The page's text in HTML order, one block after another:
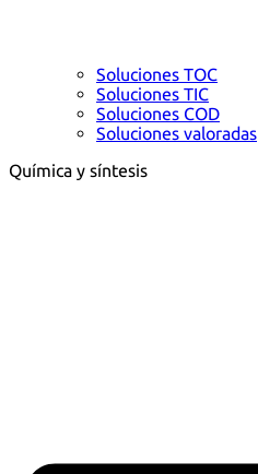
Soluciones TOC
Soluciones TIC
Soluciones COD
Soluciones valoradas
Química y síntesis